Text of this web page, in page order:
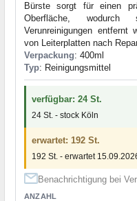
Bürste sorgt für einen
Oberfläche,
Verunreinigungen entfernt
von Leiterplatten nach
Verpackung: 400ml
Typ: Reinigungsmittel
verfügbar: 24 St.
24 St. - stock Köln
erwartet: 192 St.
192 St. - erwartet
Benachrichtigung bei
ANZAHL